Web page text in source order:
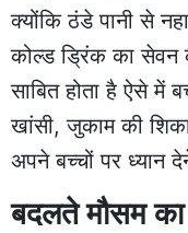
क्योंकि ठंडे पानी से
कोल्ड ड्रिंक का सेवन
साबित होता है ऐसे में
खांसी, जुकाम की
अपने बच्चों पर ध्यान
बदलते मौसम का